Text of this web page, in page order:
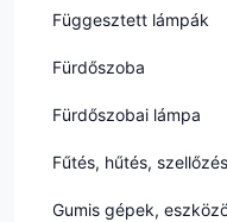
Függesztett lámpák
Fürdőszoba
Fürdőszobai lámpa
Fűtés, hűtés, szellőzés
Gumis gépek,